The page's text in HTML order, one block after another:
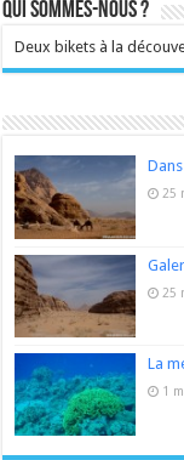
Qui sommes-nous ?
Deux bikets à la
25
25
La
1